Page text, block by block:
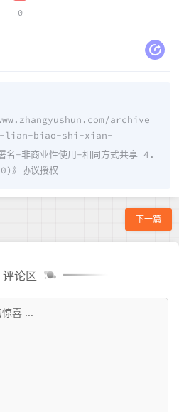
0
archive
lian-biao-shi-xian-
名-非商业性使用-相同方式共享 4.
》协议授权
下一篇
评论区